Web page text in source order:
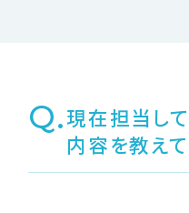
Q.現在担当し
内容を教えて